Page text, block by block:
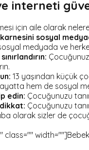
interneti
için aile olarak
sosyal
medyada ve
13 yaşından küçük
hem de sosyal
edin: Çocuğunuzu
Çocuğunuzu
olarak sizler de
width=""]Bebek